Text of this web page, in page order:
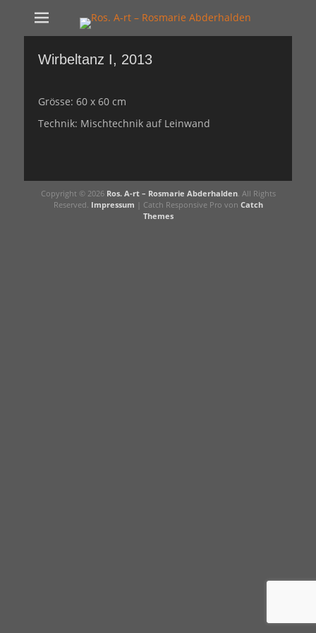
Ros. A-rt -
Kunst Schaffen
Wirbeltanz I, 2013
Grösse: 60 x 60 cm
Technik: Mischtechnik auf Leinwand
Copyright © 2026 Ros. A-rt – Rosmarie Abderhalden. All Rights
Reserved. Impressum | Catch Responsive Pro von Catch
Themes